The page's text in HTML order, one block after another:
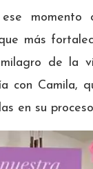
más
de la
con Camila,
en su